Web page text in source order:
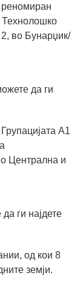
реномиран
Технолошко
во Бунарџик/
да ги
А1
Централна и
ги најдете
од кои 8
земји.